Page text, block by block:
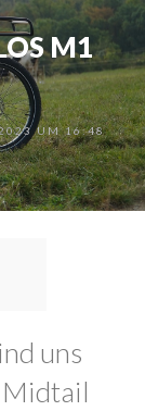
M1
UM 16:48
uns
Midtail